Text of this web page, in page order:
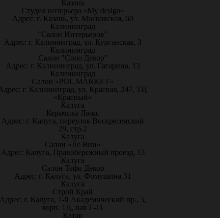
Казань
Студия интерьера «My design»
Адрес: г. Казань, ул. Московская, 60
Калининград
"Салон Интерьеров"
Адрес: г. Калининград, ул. Курганская, 3
Калининград
Салон "Соло Декор"
Адрес: г. Калининград, ул. Гагарина, 13
Калининград
Салон «POL MARKET»
г. Калининград, ул. Красная, 247, ТЦ
«Красный»
Калуга
Керамика Люкс
Адрес: г. Калуга, переулок Воскресенский
29, стр.2
Калуга
Салон «Ле Вин»
Адрес: Калуга, Правобережный проезд, 13
Калуга
Салон Тефи Декор
Адрес: г. Калуга, ул. Фомушина 31
Калуга
Строй Край
г. Калуга, 1-й Академический пр., 5,
корп. 1Д, пав Г-11
Катар